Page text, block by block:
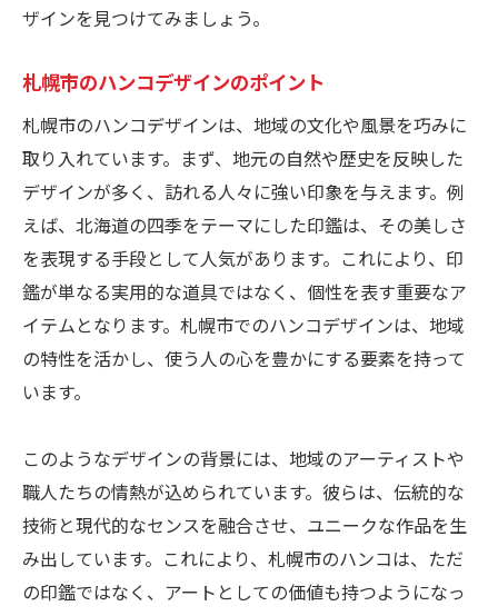
ザインを見つけてみましょう。
札幌市のハンコデザインのポイント
札幌市のハンコデザインは、地域の文化や風景を巧みに
取り入れています。まず、地元の自然や歴史を反映した
デザインが多く、訪れる人々に強い印象を与えます。例
えば、北海道の四季をテーマにした印鑑は、その美しさ
を表現する手段として人気があります。これにより、印
鑑が単なる実用的な道具ではなく、個性を表す重要なア
イテムとなります。札幌市でのハンコデザインは、地域
の特性を活かし、使う人の心を豊かにする要素を持って
います。
このようなデザインの背景には、地域のアーティストや
職人たちの情熱が込められています。彼らは、伝統的な
技術と現代的なセンスを融合させ、ユニークな作品を生
み出しています。これにより、札幌市のハンコは、ただ
の印鑑ではなく、アートとしての価値も持つようになっ